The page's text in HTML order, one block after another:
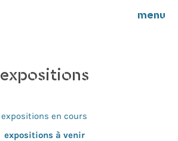
menu
expositions
expositions en cours
expositions à venir